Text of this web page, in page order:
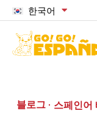
한국어
블로그 · 스페인어